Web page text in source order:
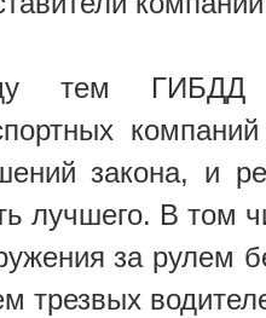
тем ГИБДД
закона, и
лучшего. В том
за рулем
трезвых